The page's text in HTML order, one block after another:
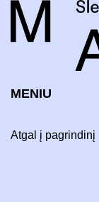
MENIU
Atgal į pagrindinį